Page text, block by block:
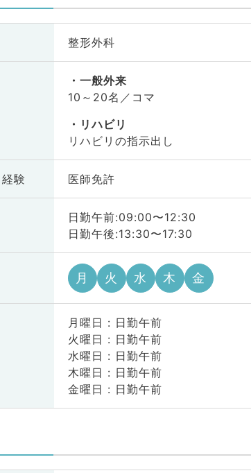
整形外科
一般外来
10～20名／コマ
リハビリ
リハビリの指示出し
経験 医師免許
日勤午前:09:00〜12:30
日勤午後:13:30〜17:30
月 火 水 木 金
月曜日 : 日勤午前
火曜日 : 日勤午前
水曜日 : 日勤午前
木曜日 : 日勤午前
金曜日 : 日勤午前